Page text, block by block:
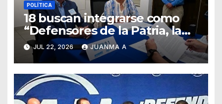
POLÍTICA
18 buscan integrarse como
“Defensores de la Patria, la
Familia y la Libertad”
JUL 22, 2026 JUANMA A